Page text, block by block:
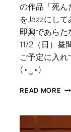
の作品「死ん
をJazzにし
即興であらた
11/2（日）昼
ご予定に入
(⁠•⁠‿⁠•⁠)
READ MORE